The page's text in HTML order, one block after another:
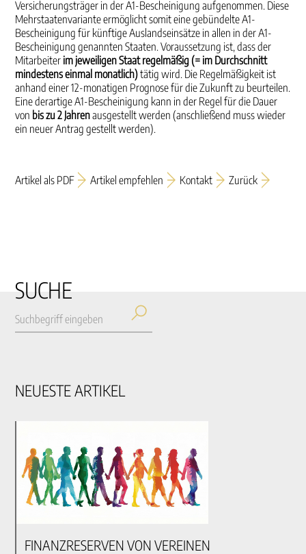
Versicherungsträger in der A1-Bescheinigung aufgenommen. Diese
Mehrstaatenvariante ermöglicht somit eine gebündelte A1-
Bescheinigung für künftige Auslandseinsätze in allen in der A1-
Bescheinigung genannten Staaten. Voraussetzung ist, dass der
Mitarbeiter im jeweiligen Staat regelmäßig (= im Durchschnitt
mindestens einmal monatlich)tätig wird. Die Regelmäßigkeit ist
anhand einer 12-monatigen Prognose für die Zukunft zu beurteilen.
Eine derartige A1-Bescheinigung kann in der Regel für die Dauer
von bis zu 2 Jahrenausgestellt werden (anschließend muss wieder
ein neuer Antrag gestellt werden).
Artikel als PDF Artikel empfehlen Kontakt Zurück
SUCHE
NEUESTE ARTIKEL
FINANZRESERVEN VON VEREINEN